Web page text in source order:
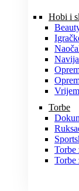
Hobi i
Torbe
Torbe
Torbe